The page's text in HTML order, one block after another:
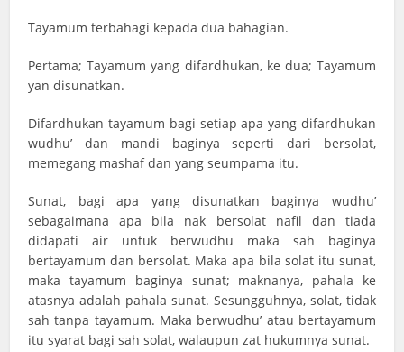
Tayamum terbahagi kepada dua bahagian.
Pertama; Tayamum yang difardhukan, ke dua; Tayamum
yan disunatkan.
Difardhukan tayamum bagi setiap apa yang difardhukan
wudhu’ dan mandi baginya seperti dari bersolat,
memegang mashaf dan yang seumpama itu.
Sunat, bagi apa yang disunatkan baginya wudhu’
sebagaimana apa bila nak bersolat nafil dan tiada
didapati air untuk berwudhu maka sah baginya
bertayamum dan bersolat. Maka apa bila solat itu sunat,
maka tayamum baginya sunat; maknanya, pahala ke
atasnya adalah pahala sunat. Sesungguhnya, solat, tidak
sah tanpa tayamum. Maka berwudhu’ atau bertayamum
itu syarat bagi sah solat, walaupun zat hukumnya sunat.